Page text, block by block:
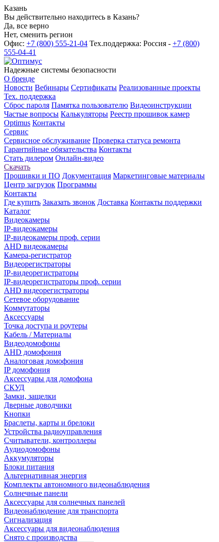
Казань
Вы действительно находитесь в Казань?
Да, все верно
Нет, сменить регион
Офис: +7 (800) 555-21-04 Тех.поддержка: Россия - +7 (800)
555-04-41
Надежные системы безопасности
О бренде
Новости Вебинары Сертификаты Реализованные проекты
Тех. поддержка
Сброс пароля Памятка пользователю Видеоинструкции
Частые вопросы Калькуляторы Реестр прошивок камер
Optimus Контакты
Сервис
Сервисное обслуживание Проверка статуса ремонта
Гарантийные обязательства Контакты
Стать дилером Онлайн-видео
Скачать
Прошивки и ПО Документация Маркетинговые материалы
Центр загрузок Программы
Контакты
Где купить Заказать звонок Доставка Контакты поддержки
Каталог
Видеокамеры
IP-видеокамеры
IP-видеокамеры проф. серии
AHD видеокамеры
Камера-регистратор
Видеорегистраторы
IP-видеорегистраторы
IP-видеорегистраторы проф. серии
AHD видеорегистраторы
Сетевое оборудование
Коммутаторы
Аксессуары
Точка доступа и роутеры
Кабель / Материалы
Видеодомофоны
AHD домофония
Аналоговая домофония
IP домофония
Аксессуары для домофона
СКУД
Замки, защелки
Дверные доводчики
Кнопки
Браслеты, карты и брелоки
Устройства радиоуправления
Считыватели, контроллеры
Аудиодомофоны
Аккумуляторы
Блоки питания
Альтернативная энергия
Комплекты автономного видеонаблюдения
Солнечные панели
Аксессуары для солнечных панелей
Видеонаблюдение для транспорта
Сигнализация
Аксессуары для видеонаблюдения
Снято с производства